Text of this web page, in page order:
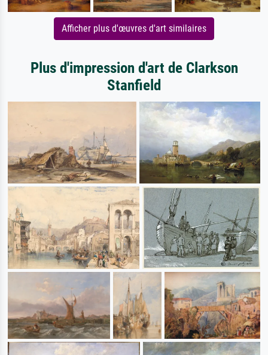
Afficher plus d'œuvres d'art similaires
Plus d'impression d'art de Clarkson
Stanfield